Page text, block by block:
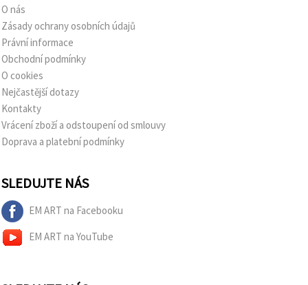
O nás
Zásady ochrany osobních údajů
Právní informace
Obchodní podmínky
O cookies
Nejčastější dotazy
Kontakty
Vrácení zboží a odstoupení od smlouvy
Doprava a platební podmínky
SLEDUJTE NÁS
EM ART na Facebooku
EM ART na YouTube